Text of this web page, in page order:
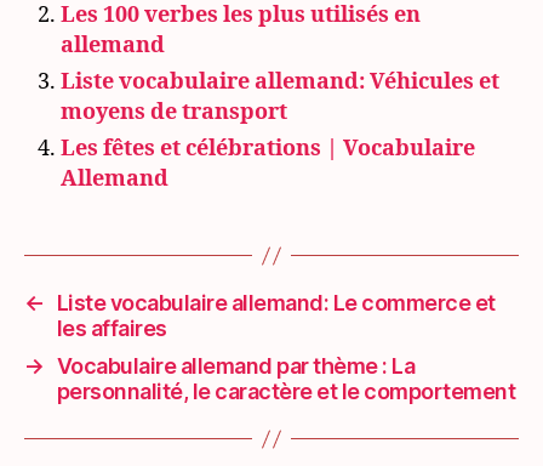
Les 100 verbes les plus utilisés en
allemand
Liste vocabulaire allemand: Véhicules et
moyens de transport
Les fêtes et célébrations | Vocabulaire
Allemand
←
Liste vocabulaire allemand: Le commerce et
les affaires
→ Vocabulaire allemand par thème : La
personnalité, le caractère et le comportement